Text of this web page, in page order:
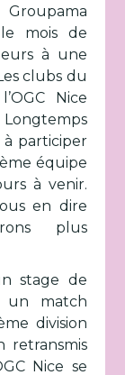
Groupama
mois de
à une
clubs du
Nice
participer
équipe
à venir.
en dire
plus
stage de
un match
division
retransmis
Nice se